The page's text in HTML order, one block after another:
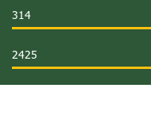
314
2425